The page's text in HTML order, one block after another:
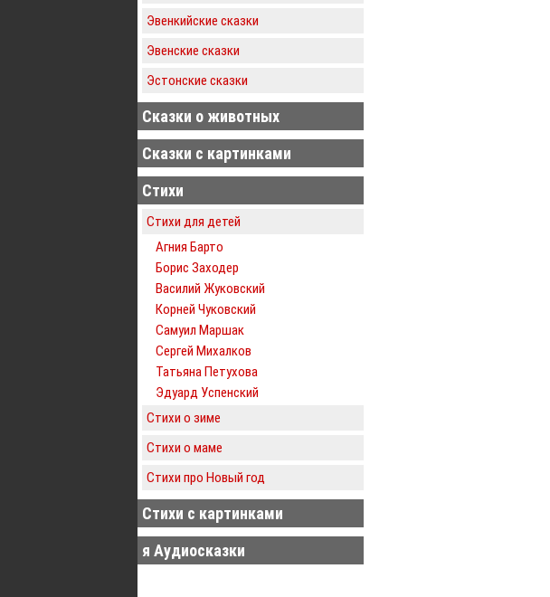
Эвенкийские сказки
Эвенские сказки
Эстонские сказки
Сказки о животных
Сказки с картинками
Стихи
Стихи для детей
Агния Барто
Борис Заходер
Василий Жуковский
Корней Чуковский
Самуил Маршак
Сергей Михалков
Татьяна Петухова
Эдуард Успенский
Стихи о зиме
Стихи о маме
Стихи про Новый год
Стихи с картинками
я Аудиосказки